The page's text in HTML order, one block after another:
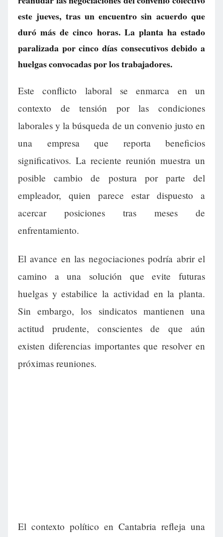
este jueves, tras un encuentro sin acuerdo que
duró más de cinco horas. La planta ha estado
paralizada por cinco días consecutivos debido a
huelgas convocadas por los trabajadores.
Este conflicto laboral se enmarca en un
contexto de tensión por las condiciones
laborales y la búsqueda de un convenio justo en
una empresa que reporta beneficios
significativos. La reciente reunión muestra un
posible cambio de postura por parte del
empleador, quien parece estar dispuesto a
acercar posiciones tras meses de
enfrentamiento.
El avance en las negociaciones podría abrir el
camino a una solución que evite futuras
huelgas y estabilice la actividad en la planta.
Sin embargo, los sindicatos mantienen una
actitud prudente, conscientes de que aún
existen diferencias importantes que resolver en
próximas reuniones.
El contexto político en Cantabria refleja una